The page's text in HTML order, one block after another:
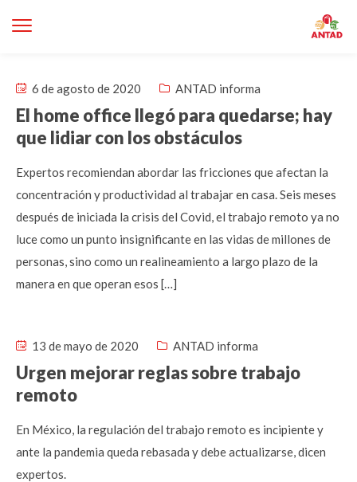
6 de agosto de 2020 ANTAD informa
El home office llegó para quedarse; hay
que lidiar con los obstáculos
Expertos recomiendan abordar las fricciones que afectan la
concentración y productividad al trabajar en casa. Seis meses
después de iniciada la crisis del Covid, el trabajo remoto ya no
luce como un punto insignificante en las vidas de millones de
personas, sino como un realineamiento a largo plazo de la
manera en que operan esos […]
13 de mayo de 2020 ANTAD informa
Urgen mejorar reglas sobre trabajo
remoto
En México, la regulación del trabajo remoto es incipiente y
ante la pandemia queda rebasada y debe actualizarse, dicen
expertos.